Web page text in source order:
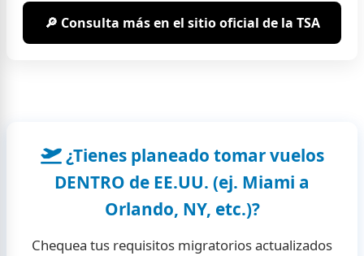
🔎 Consulta más en el sitio oficial de la TSA
¿Tienes planeado tomar vuelos
DENTRO de EE.UU. (ej. Miami a
Orlando, NY, etc.)?
Chequea tus requisitos migratorios actualizados